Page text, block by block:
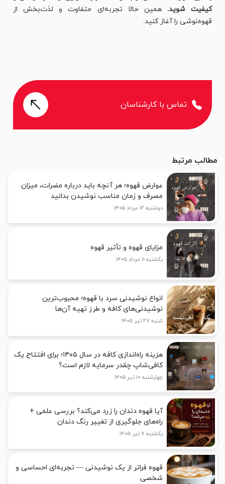
کیفیت شوید. همین حالا تجربه‌ای متفاوت و لذت‌بخش از
قهوه‌نوشی را آغاز کنید.
تماس با کارشناسان
مطالب مرتبط
عوارض قهوه؛ هر آنچه باید درباره مضرات، میزان
مصرف و زمان مناسب نوشیدن بدانید
دوشنبه ۱۲ مرداد ۱۴۰۵
مزایای قهوه و تأثیر قهوه
یکشنبه ۱۱ مرداد ۱۴۰۵
انواع نوشیدنی سرد با قهوه؛ محبوب‌ترین
نوشیدنی‌های کافه و طرز تهیه آن‌ها
شنبه ۲۷ تیر ۱۴۰۵
هزینه راه‌اندازی کافه در سال ۱۴۰۵؛ برای افتتاح یک
کافی‌شاپ چقدر سرمایه لازم است؟
چهارشنبه ۱۰ تیر ۱۴۰۵
آیا قهوه دندان را زرد می‌کند؟ بررسی علمی +
راه‌های جلوگیری از تغییر رنگ دندان
یکشنبه ۷ تیر ۱۴۰۵
قهوه فراتر از یک نوشیدنی — تجربه‌ای احساسی و
شخصی